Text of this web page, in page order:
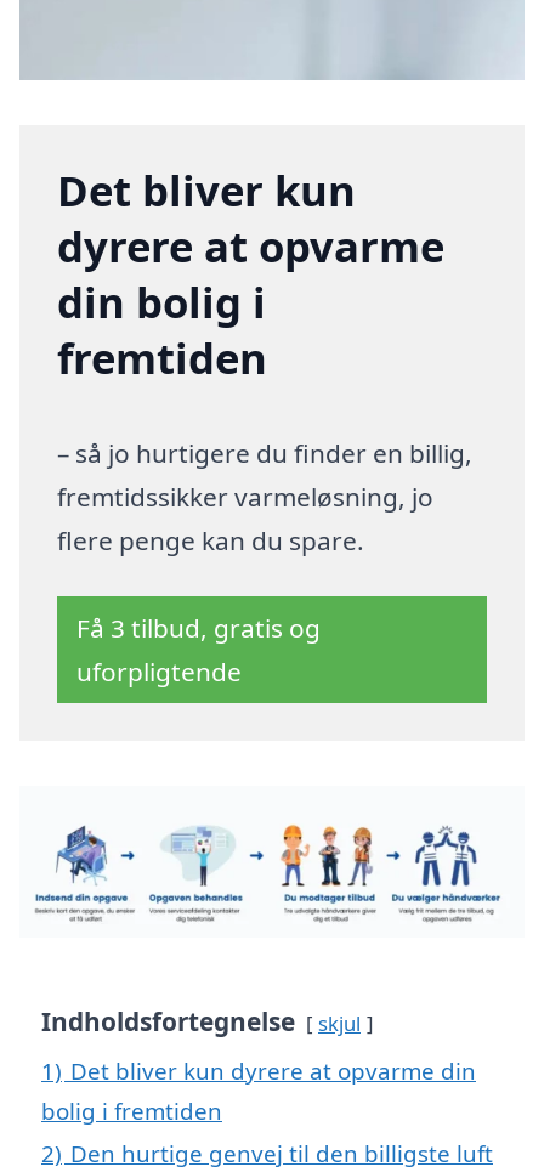
Det bliver kun
dyrere at opvarme
din bolig i
fremtiden
– så jo hurtigere du finder en billig,
fremtidssikker varmeløsning, jo
flere penge kan du spare.
Få 3 tilbud, gratis og
uforpligtende
Indholdsfortegnelse skjul
1) Det bliver kun dyrere at opvarme din
bolig i fremtiden
2) Den hurtige genvej til den billigste luft